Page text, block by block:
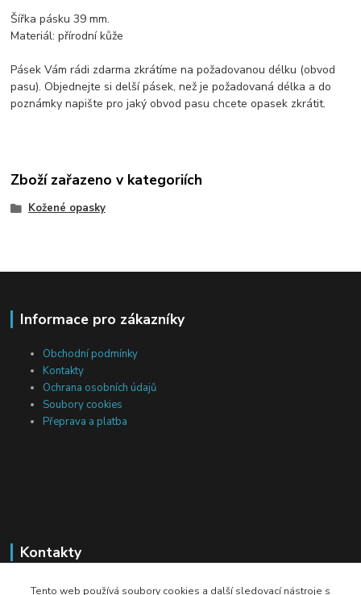
Šířka pásku 39 mm.
Materiál: přírodní kůže
Pásek Vám rádi zdarma zkrátíme na požadovanou délku (obvod
pasu). Objednejte si delší pásek, než je požadovaná délka a do
poznámky napište pro jaký obvod pasu chcete opasek zkrátit.
Zboží zařazeno v kategoriích
Kožené opasky
Informace pro zákazníky
Obchodní podmínky
Kontakty
Ochrana osobních údajů
Soubory cookies
Přeprava a platba
Kontakty
Michal Tranta
Tento web používá soubory cookies a další sledovací nástroje s